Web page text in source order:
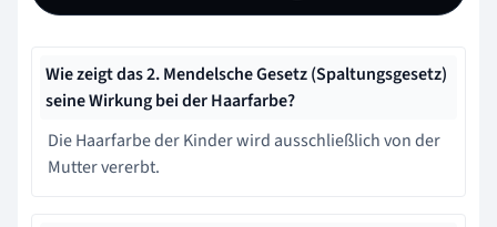
Wie zeigt das 2. Mendelsche Gesetz (Spaltungsgesetz)
seine Wirkung bei der Haarfarbe?
Die Haarfarbe der Kinder wird ausschließlich von der
Mutter vererbt.